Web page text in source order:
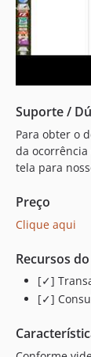
Suporte /
Para obter o
da
tela para
Preço
Clique aqui
Recursos
[✓]
[✓]